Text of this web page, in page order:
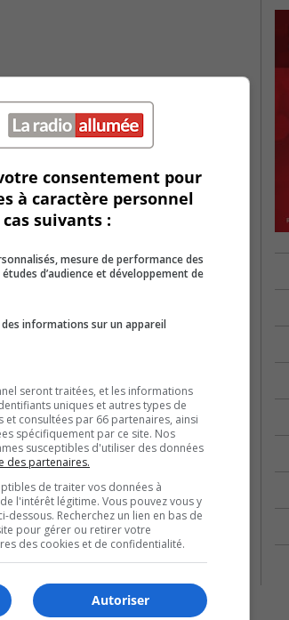
consentement pour
à caractère personnel
suivants :
mesure de performance des
d’audience et développement de
informations sur un appareil
seront traitées, et les informations
uniques et autres types de
consultées par 66 partenaires, ainsi
spécifiquement par ce site. Nos
susceptibles d'utiliser des données
des partenaires.
de traiter vos données à
l'intérêt légitime. Vous pouvez vous y
Recherchez un lien en bas de
pour gérer ou retirer votre
des cookies et de confidentialité.
Autoriser